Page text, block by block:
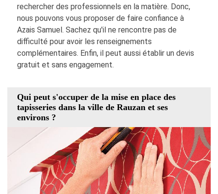
rechercher des professionnels en la matière. Donc,
nous pouvons vous proposer de faire confiance à
Azais Samuel. Sachez qu'il ne rencontre pas de
difficulté pour avoir les renseignements
complémentaires. Enfin, il peut aussi établir un devis
gratuit et sans engagement.
Qui peut s'occuper de la mise en place des
tapisseries dans la ville de Rauzan et ses
environs ?